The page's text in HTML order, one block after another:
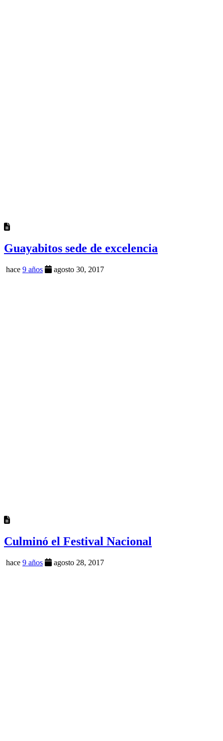
Guayabitos sede de excelencia
hace 9 años agosto 30, 2017
Culminó el Festival Nacional
hace 9 años agosto 28, 2017